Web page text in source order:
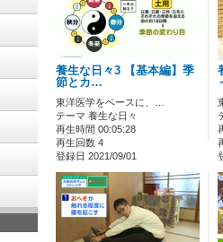
養生な日々3 【基本編】季
節とカ…
東洋医学をベースに、…
テーマ 養生な日々
再生時間 00:05:28
再生回数 4
登録日 2021/09/01